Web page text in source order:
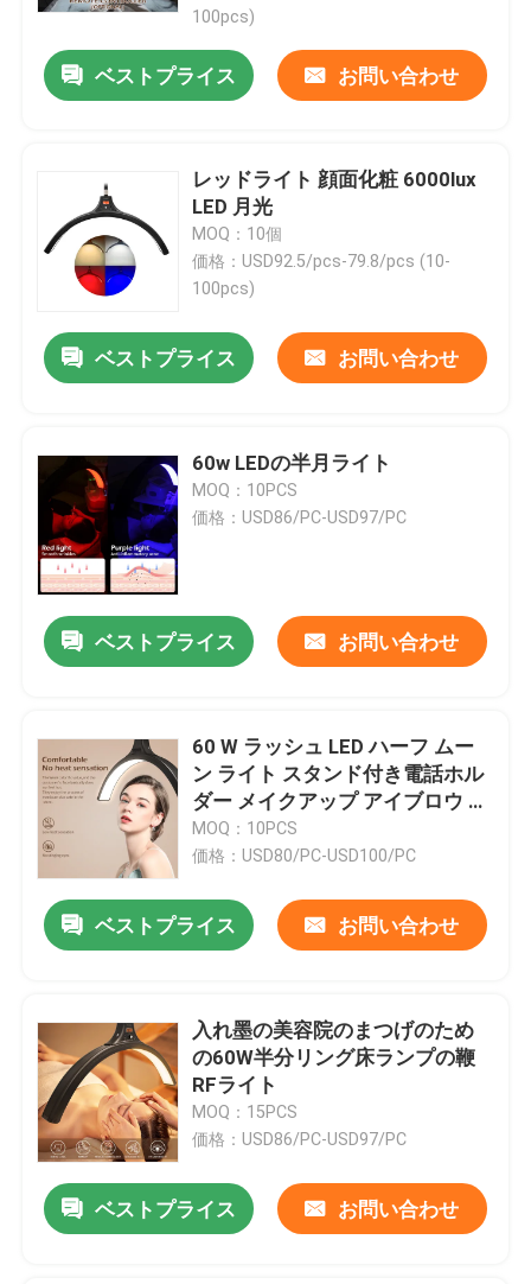
100pcs)
ベストプライス お問い合わせ
レッドライト 顔面化粧 6000lux
LED 月光
MOQ：10個
価格：USD92.5/pcs-79.8/pcs (10-
100pcs)
ベストプライス お問い合わせ
60w LEDの半月ライト
MOQ：10PCS
価格：USD86/PC-USD97/PC
ベストプライス お問い合わせ
60 W ラッシュ LED ハーフ ムー
ン ライト スタンド付き電話ホル
ダー メイクアップ アイブロウ タ
トゥー ハーフ リング ランプ
MOQ：10PCS
価格：USD80/PC-USD100/PC
ベストプライス お問い合わせ
入れ墨の美容院のまつげのため
の60W半分リング床ランプの鞭
RFライト
MOQ：15PCS
価格：USD86/PC-USD97/PC
ベストプライス お問い合わせ